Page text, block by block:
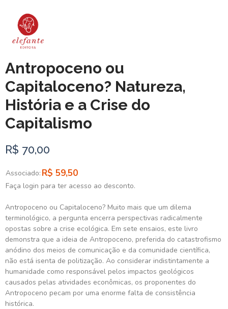
Antropoceno ou
Capitaloceno? Natureza,
História e a Crise do
Capitalismo
R$ 70,00
Associado: R$ 59,50
Faça login para ter acesso ao desconto.
Antropoceno ou Capitaloceno? Muito mais que um dilema
terminológico, a pergunta encerra perspectivas radicalmente
opostas sobre a crise ecológica. Em sete ensaios, este livro
demonstra que a ideia de Antropoceno, preferida do catastrofismo
anódino dos meios de comunicação e da comunidade científica,
não está isenta de politização. Ao considerar indistintamente a
humanidade como responsável pelos impactos geológicos
causados pelas atividades econômicas, os proponentes do
Antropoceno pecam por uma enorme falta de consistência
histórica.